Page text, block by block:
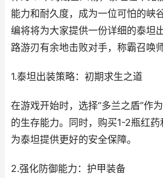
能力和耐久度，成为一位可怕的峡
编将将为大家提供一份详细的泰坦
路游刃有余地击败对手，称霸召唤
1.泰坦出装策略：初期求生之道
在游戏开始时，选择“多兰之盾”作
的生存能力。同时，购买1-2瓶红药
为泰坦提供更好的安全保障。
2.强化防御能力：护甲装备